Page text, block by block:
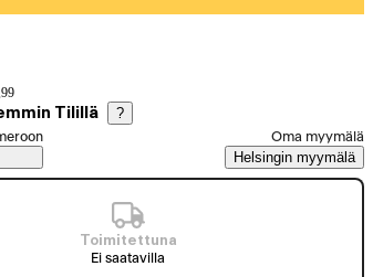
99
Tilillä ?
Oma myymälä
Helsingin myymälä
Toimitettuna
Ei saatavilla